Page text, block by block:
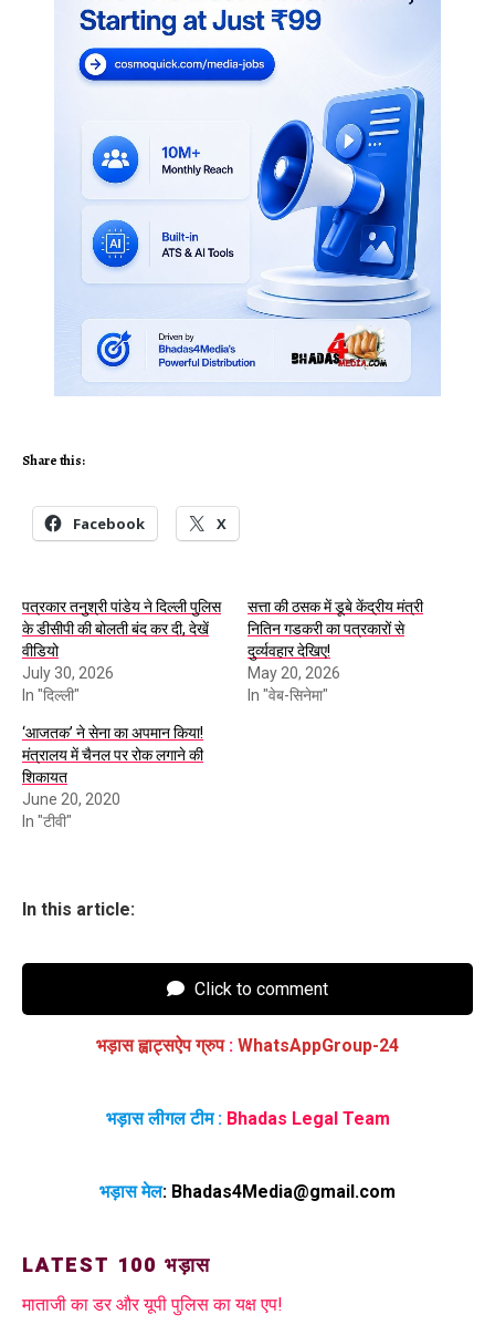
Share this:
Facebook X
पत्रकार तनुश्री पांडेय ने दिल्ली पुलिस
के डीसीपी की बोलती बंद कर दी, देखें
वीडियो
July 30, 2026
In "दिल्ली"
सत्ता की ठसक में डूबे केंद्रीय मंत्री
नितिन गडकरी का पत्रकारों से
दुर्व्यवहार देखिए!
May 20, 2026
In "वेब-सिनेमा"
‘आजतक’ ने सेना का अपमान किया!
मंत्रालय में चैनल पर रोक लगाने की
शिकायत
June 20, 2020
In "टीवी"
In this article:
Click to comment
भड़ास ह्वाट्सऐप ग्रुप : WhatsAppGroup-24
भड़ास लीगल टीम : Bhadas Legal Team
भड़ास मेल: Bhadas4Media@gmail.com
LATEST 100 भड़ास
माताजी का डर और यूपी पुलिस का यक्ष एप!